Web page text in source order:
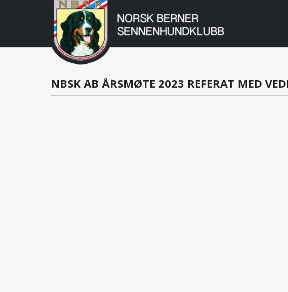
Norsk
Berner
Sennenhundklubb
NBSK AB ÅRSMØTE 2023 REFERAT MED